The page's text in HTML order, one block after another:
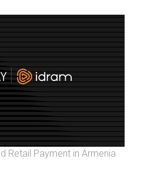
Retail Payment in Armenia